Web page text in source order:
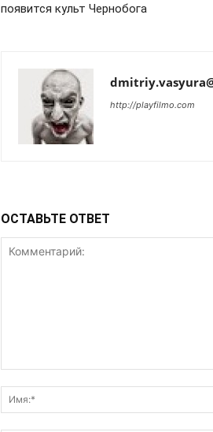
появится культ Чернобога
http://playfilmo.com
ОСТАВЬТЕ ОТВЕТ